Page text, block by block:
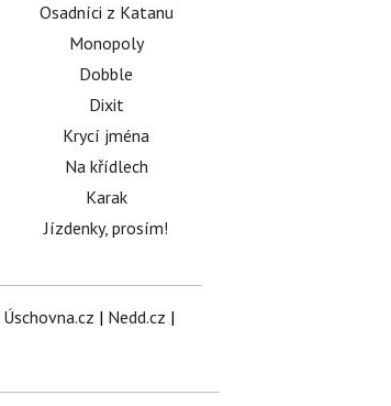
Osadníci z Katanu
Monopoly
Dobble
Dixit
Krycí jména
Na křídlech
Karak
Jízdenky, prosím!
Úschovna.cz | Nedd.cz |